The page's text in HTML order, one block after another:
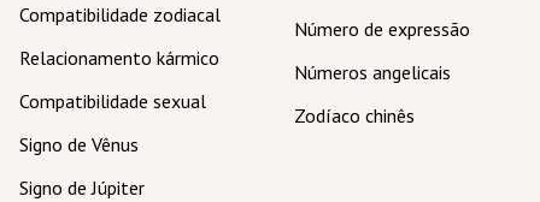
Compatibilidade zodiacal
Relacionamento kármico
Compatibilidade sexual
Signo de Vênus
Signo de Júpiter
Número de expressão
Números angelicais
Zodíaco chinês